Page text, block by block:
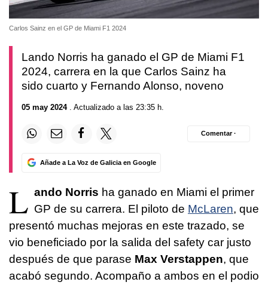
Carlos Sainz en el GP de Miami F1 2024
Lando Norris ha ganado el GP de Miami F1
2024, carrera en la que Carlos Sainz ha
sido cuarto y Fernando Alonso, noveno
05 may 2024. Actualizado a las 23:35 h.
Añade a La Voz de Galicia en Google
Comentar ·
L ando Norris ha ganado en Miami el primer
GP de su carrera. El piloto de McLaren, que
presentó muchas mejoras en este trazado, se
vio beneficiado por la salida del safety car justo
después de que parase Max Verstappen, que
acabó segundo. Acompaño a ambos en el podio